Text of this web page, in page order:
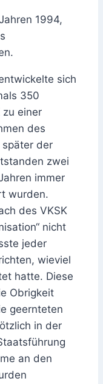
1994,
sich
350
zu einer
des
der
zwei
immer
wurden.
des VKSK
nicht
jeder
wieviel
hatte. Diese
Obrigkeit
geernteten
in der
an den